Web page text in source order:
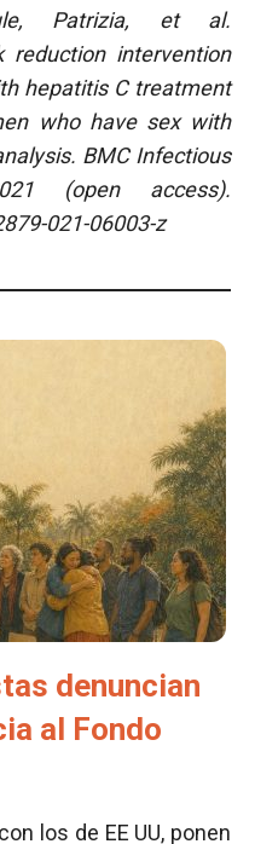
Patrizia, et al.
reduction intervention
hepatitis C treatment
who have sex with
BMC Infectious
(open access).
021-06003-z
denuncian
al Fondo
los de EE UU, ponen